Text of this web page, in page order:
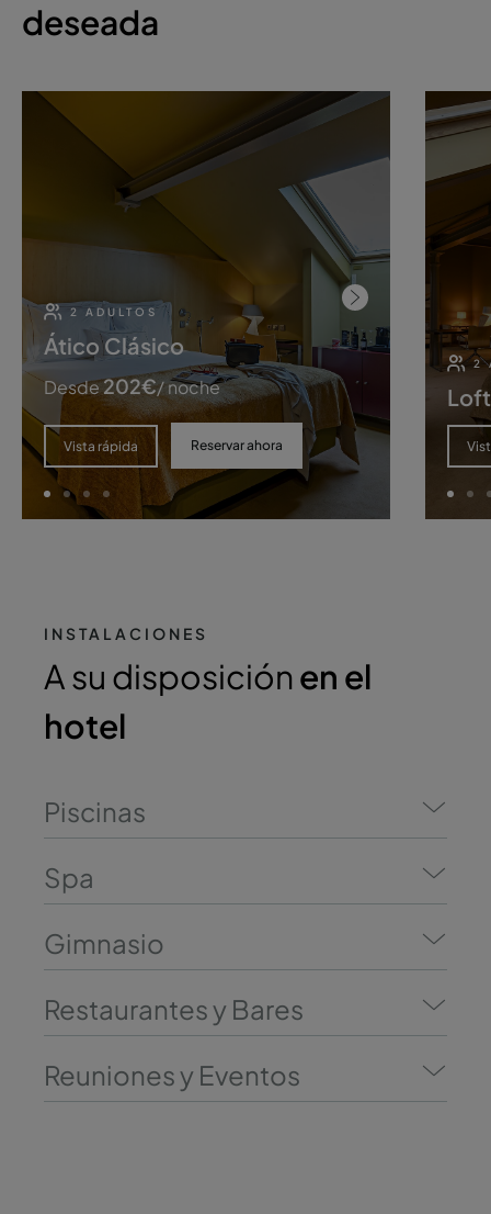
deseada
2 ADULTOS
Ático Clásico
Desde202€/ noche
Vista rápida Reservar ahora
2
INSTALACIONES
A su disposiciónen el
hotel
Piscinas
Spa
Gimnasio
Restaurantes y Bares
Reuniones y Eventos